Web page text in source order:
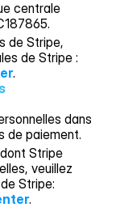
centrale
de Stripe,
de Stripe :
.
dans
de paiement.
Stripe
veuillez
Stripe:
.